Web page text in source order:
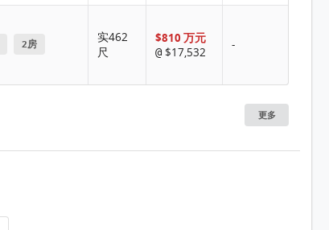
2房
实462
尺
$810 万元
@ $17,532
-
更多